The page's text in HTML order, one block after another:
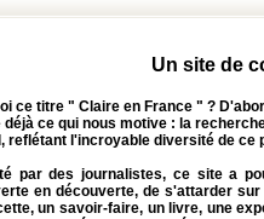
Un site de
ce titre " Claire en France " ?
déjà ce qui nous motive : la
reflétant l'incroyable diversité de ce
par des journalistes, ce site a
en découverte, de s'attarder
un savoir-faire, un livre, une